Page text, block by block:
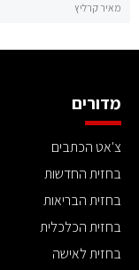
מאיר קרליץ
מדורים
צ'אט הכתבים
בחזית החדשות
בחזית הבריאות
בחזית הכלכלית
בחזית לאישה